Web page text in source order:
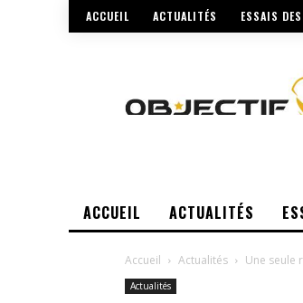
ACCUEIL ACTUALITÉS ESSAIS
ACCUEIL ACTUALITÉS
Accueil Actualités Une seule
Actualités